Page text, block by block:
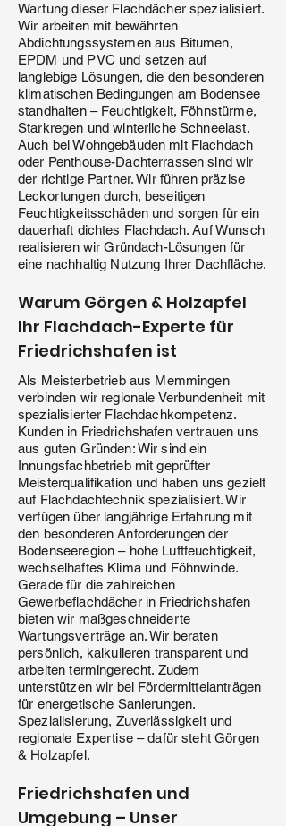
Wartung dieser Flachdächer spezialisiert.
Wir arbeiten mit bewährten
Abdichtungssystemen aus Bitumen,
EPDM und PVC und setzen auf
langlebige Lösungen, die den besonderen
klimatischen Bedingungen am Bodensee
standhalten – Feuchtigkeit, Föhnstürme,
Starkregen und winterliche Schneelast.
Auch bei Wohngebäuden mit Flachdach
oder Penthouse-Dachterrassen sind wir
der richtige Partner. Wir führen präzise
Leckortungen durch, beseitigen
Feuchtigkeitsschäden und sorgen für ein
dauerhaft dichtes Flachdach. Auf Wunsch
realisieren wir Gründach-Lösungen für
eine nachhaltig Nutzung Ihrer Dachfläche.
Warum Görgen & Holzapfel
Ihr Flachdach-Experte für
Friedrichshafen ist
Als Meisterbetrieb aus Memmingen
verbinden wir regionale Verbundenheit mit
spezialisierter Flachdachkompetenz.
Kunden in Friedrichshafen vertrauen uns
aus guten Gründen: Wir sind ein
Innungsfachbetrieb mit geprüfter
Meisterqualifikation und haben uns gezielt
auf Flachdachtechnik spezialisiert. Wir
verfügen über langjährige Erfahrung mit
den besonderen Anforderungen der
Bodenseeregion – hohe Luftfeuchtigkeit,
wechselhaftes Klima und Föhnwinde.
Gerade für die zahlreichen
Gewerbeflachdächer in Friedrichshafen
bieten wir maßgeschneiderte
Wartungsverträge an. Wir beraten
persönlich, kalkulieren transparent und
arbeiten termingerecht. Zudem
unterstützen wir bei Fördermittelanträgen
für energetische Sanierungen.
Spezialisierung, Zuverlässigkeit und
regionale Expertise – dafür steht Görgen
& Holzapfel.
Friedrichshafen und
Umgebung – Unser